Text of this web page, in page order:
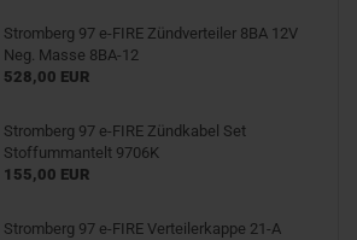
Stromberg 97 e-FIRE Zündverteiler 8BA 12V
Neg. Masse 8BA-12
528,00 EUR
Stromberg 97 e-FIRE Zündkabel Set
Stoffummantelt 9706K
155,00 EUR
Stromberg 97 e-FIRE Verteilerkappe 21-A